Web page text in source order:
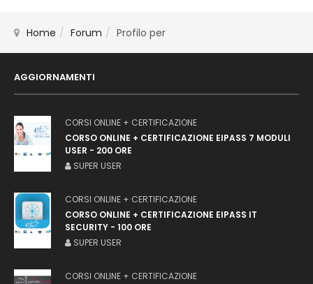
Home Forum Profilo per
AGGIORNAMENTI
CORSI ONLINE + CERTIFICAZIONE
CORSO ONLINE + CERTIFICAZIONE EIPASS 7 MODULI
USER - 200 ORE
SUPER USER
CORSI ONLINE + CERTIFICAZIONE
CORSO ONLINE + CERTIFICAZIONE EIPASS IT
SECURITY - 100 ORE
SUPER USER
CORSI ONLINE + CERTIFICAZIONE